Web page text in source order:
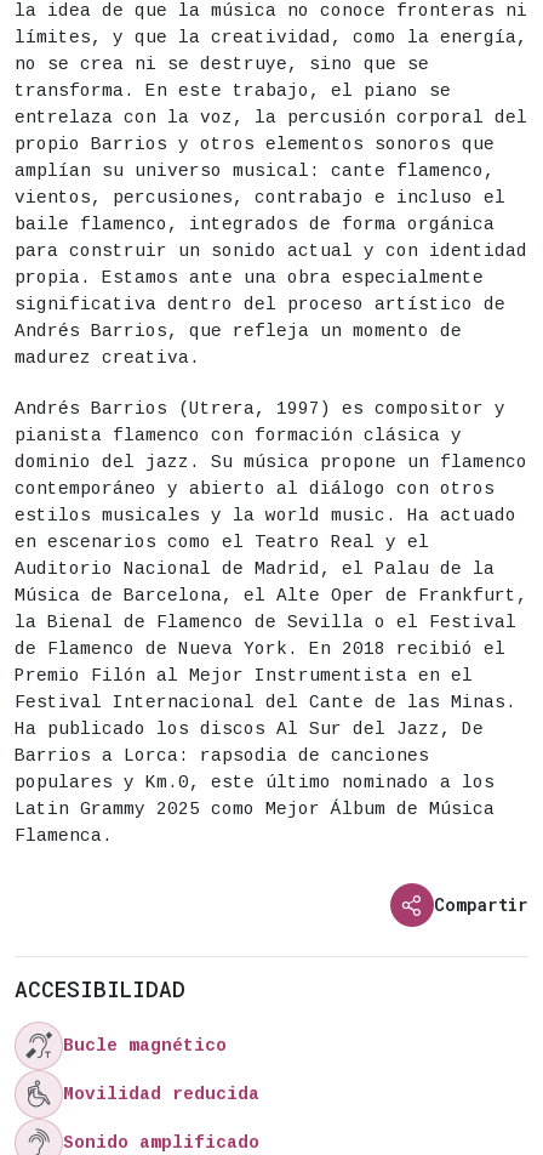
Precio
Apertura de puertas: 21:30h
Entradas a la venta a partir del martes 16
la idea de que la música no conoce fronteras ni
límites, y que la creatividad, como la energía,
no se crea ni se destruye, sino que se
transforma. En este trabajo, el piano se
entrelaza con la voz, la percusión corporal del
propio Barrios y otros elementos sonoros que
amplían su universo musical: cante flamenco,
vientos, percusiones, contrabajo e incluso el
baile flamenco, integrados de forma orgánica
para construir un sonido actual y con identidad
propia. Estamos ante una obra especialmente
significativa dentro del proceso artístico de
Andrés Barrios, que refleja un momento de
madurez creativa.
Andrés Barrios (Utrera, 1997) es compositor y
pianista flamenco con formación clásica y
dominio del jazz. Su música propone un flamenco
contemporáneo y abierto al diálogo con otros
estilos musicales y la world music. Ha actuado
en escenarios como el Teatro Real y el
Auditorio Nacional de Madrid, el Palau de la
Música de Barcelona, el Alte Oper de Frankfurt,
la Bienal de Flamenco de Sevilla o el Festival
de Flamenco de Nueva York. En 2018 recibió el
Premio Filón al Mejor Instrumentista en el
Festival Internacional del Cante de las Minas.
Ha publicado los discos Al Sur del Jazz, De
Barrios a Lorca: rapsodia de canciones
populares y Km.0, este último nominado a los
Latin Grammy 2025 como Mejor Álbum de Música
Flamenca.
Compartir
ACCESIBILIDAD
 Bucle magnético
 Movilidad reducida
 Sonido amplificado